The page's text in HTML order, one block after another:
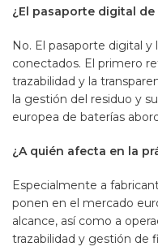
¿El pasaporte digital de
No. El pasaporte digital
conectados. El primero
trazabilidad y la
la gestión del residuo y
europea de baterías
¿A quién afecta en la
Especialmente a
ponen en el mercado
alcance, así como a
trazabilidad y gestión de